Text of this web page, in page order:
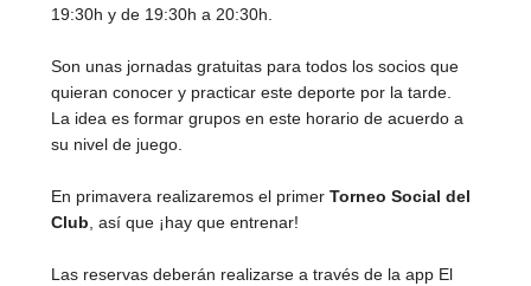
19:30h y de 19:30h a 20:30h.
Son unas jornadas gratuitas para todos los socios que
quieran conocer y practicar este deporte por la tarde.
La idea es formar grupos en este horario de acuerdo a
su nivel de juego.
En primavera realizaremos el primerTorneo Social del
Club, así que ¡hay que entrenar!
Las reservas deberán realizarse a través de la app El